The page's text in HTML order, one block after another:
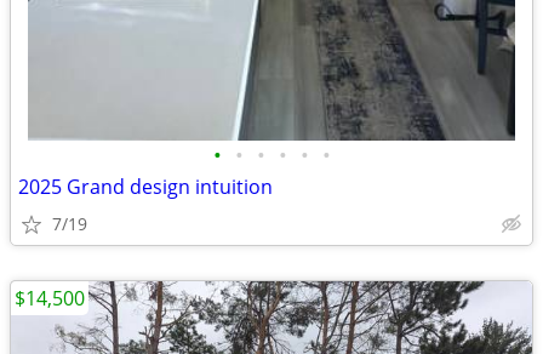
• • • • • •
2025 Grand design intuition
7/19
$14,500